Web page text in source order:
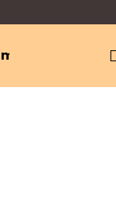
oblečení